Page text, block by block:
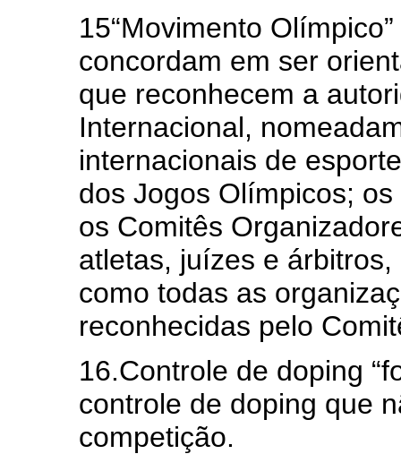
15“Movimento
concordam em ser
que reconhecem a
Internacional,
internacionais de
dos Jogos Olímpicos;
os Comitês
atletas, juízes e
como todas as
reconhecidas pelo
16.Controle de doping
controle de doping que
competição.